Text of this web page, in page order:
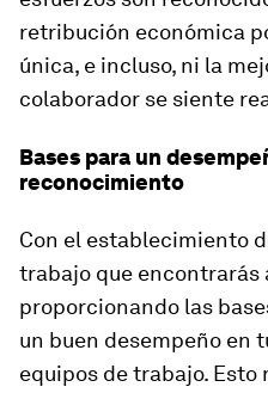
retribución económica
única, e incluso, ni la
colaborador se siente
Bases para un
reconocimiento
Con el establecimiento
trabajo que encontrarás
proporcionando las
un buen desempeño en
equipos de trabajo. Esto